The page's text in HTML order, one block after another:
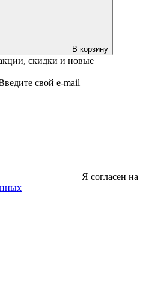
В корзину
скидки и новые
свой e-mail
Я согласен на